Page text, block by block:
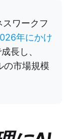
ワークフ
年にかけ
長し、
市場規模